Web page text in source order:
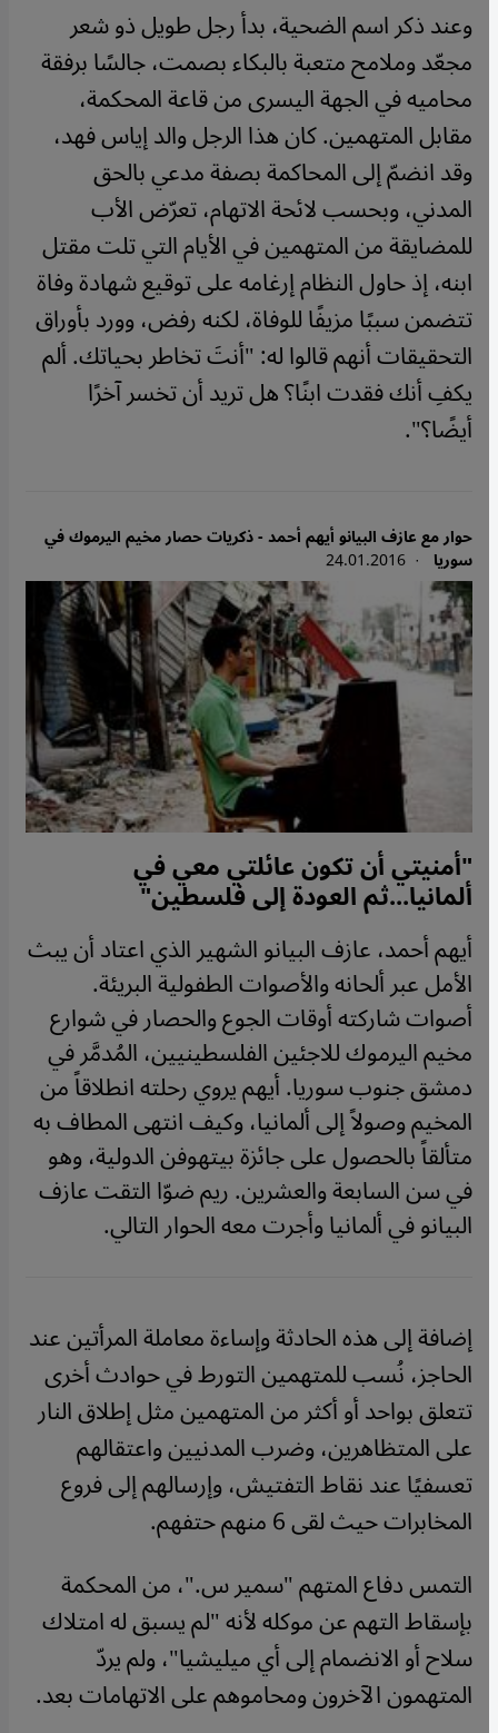
وعند ذكر اسم الضحية، بدأ رجل طويل ذو شعر
مجعّد وملامح متعبة بالبكاء بصمت، جالسًا برفقة
محاميه في الجهة اليسرى من قاعة المحكمة،
مقابل المتهمين. كان هذا الرجل والد إياس فهد،
وقد انضمّ إلى المحاكمة بصفة مدعي بالحق
المدني، وبحسب لائحة الاتهام، تعرّض الأب
للمضايقة من المتهمين في الأيام التي تلت مقتل
ابنه، إذ حاول النظام إرغامه على توقيع شهادة وفاة
تتضمن سببًا مزيفًا للوفاة، لكنه رفض، وورد بأوراق
التحقيقات أنهم قالوا له: "أنتَ تخاطر بحياتك. ألم
يكفِ أنك فقدت ابنًا؟ هل تريد أن تخسر آخرًا
أيضًا؟".
حوار مع عازف البيانو أيهم أحمد - ذكريات حصار مخيم اليرموك في
سوريا · 24.01.2016
"أمنيتي أن تكون عائلتي معي في
ألمانيا...ثم العودة إلى فلسطين"
أيهم أحمد، عازف البيانو الشهير الذي اعتاد أن يبث
الأمل عبر ألحانه والأصوات الطفولية البريئة.
أصوات شاركته أوقات الجوع والحصار في شوارع
مخيم اليرموك للاجئين الفلسطينيين، المُدمَّر في
دمشق جنوب سوريا. أيهم يروي رحلته انطلاقاً من
المخيم وصولاً إلى ألمانيا، وكيف انتهى المطاف به
متألقاً بالحصول على جائزة بيتهوفن الدولية، وهو
في سن السابعة والعشرين. ريم ضوّا التقت عازف
البيانو في ألمانيا وأجرت معه الحوار التالي.
إضافة إلى هذه الحادثة وإساءة معاملة المرأتين عند
الحاجز، نُسب للمتهمين التورط في حوادث أخرى
تتعلق بواحد أو أكثر من المتهمين مثل إطلاق النار
على المتظاهرين، وضرب المدنيين واعتقالهم
تعسفيًا عند نقاط التفتيش، وإرسالهم إلى فروع
المخابرات حيث لقى 6 منهم حتفهم.
التمس دفاع المتهم "سمير س."، من المحكمة
بإسقاط التهم عن موكله لأنه "لم يسبق له امتلاك
سلاح أو الانضمام إلى أي ميليشيا"، ولم يردّ
المتهمون الآخرون ومحاموهم على الاتهامات بعد.